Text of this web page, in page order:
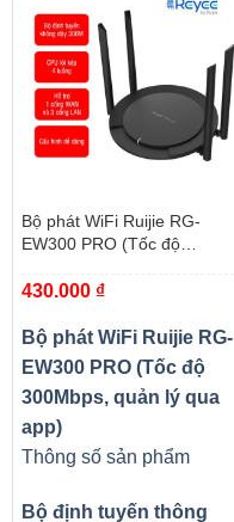
Bộ phát WiFi Ruijie RG-
EW300 PRO (Tốc độ
430.000 ₫
Bộ phát WiFi Ruijie RG-
EW300 PRO (Tốc độ
300Mbps, quản lý qua
app)
Thông số sản phẩm
Bộ định tuyến thông